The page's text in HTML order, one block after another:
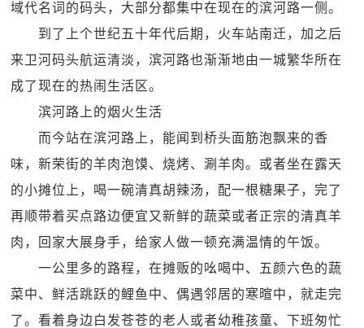
域代名词的码头，大部分都集中在现在的滨河路一侧。
到了上个世纪五十年代后期，火车站南迁，加之后
来卫河码头航运清淡，滨河路也渐渐地由一城繁华所在
成了现在的热闹生活区。
滨河路上的烟火生活
而今站在滨河路上，能闻到桥头面筋泡飘来的香
味，新荣街的羊肉泡馍、烧烤、涮羊肉。或者坐在露天
的小摊位上，喝一碗清真胡辣汤，配一根糖果子，完了
再顺带着买点路边便宜又新鲜的蔬菜或者正宗的清真羊
肉，回家大展身手，给家人做一顿充满温情的午饭。
一公里多的路程，在摊贩的吆喝中、五颜六色的蔬
菜中、鲜活跳跃的鲤鱼中、偶遇邻居的寒暄中，就走完
了。看着身边白发苍苍的老人或者幼稚孩童、下班匆忙